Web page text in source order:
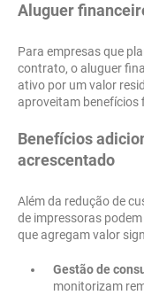
Aluguer
Para empresas que
contrato, o aluguer
ativo por um valor
aproveitam benefícios
Benefícios
acrescentado
Além da redução de
de impressoras
que agregam valor
Gestão de
monitorizam